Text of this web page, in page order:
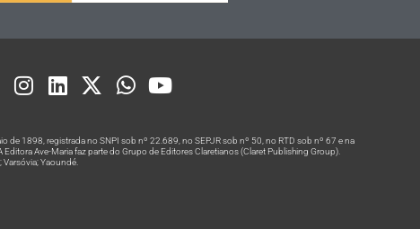
1898, registrada no SNPI sob nº 22.689, no SEPJR sob nº 50, no RTD sob nº 67 e na
Ave-Maria faz parte do Grupo de Editores Claretianos (Claret Publishing Group).
Varsóvia; Yaoundé.